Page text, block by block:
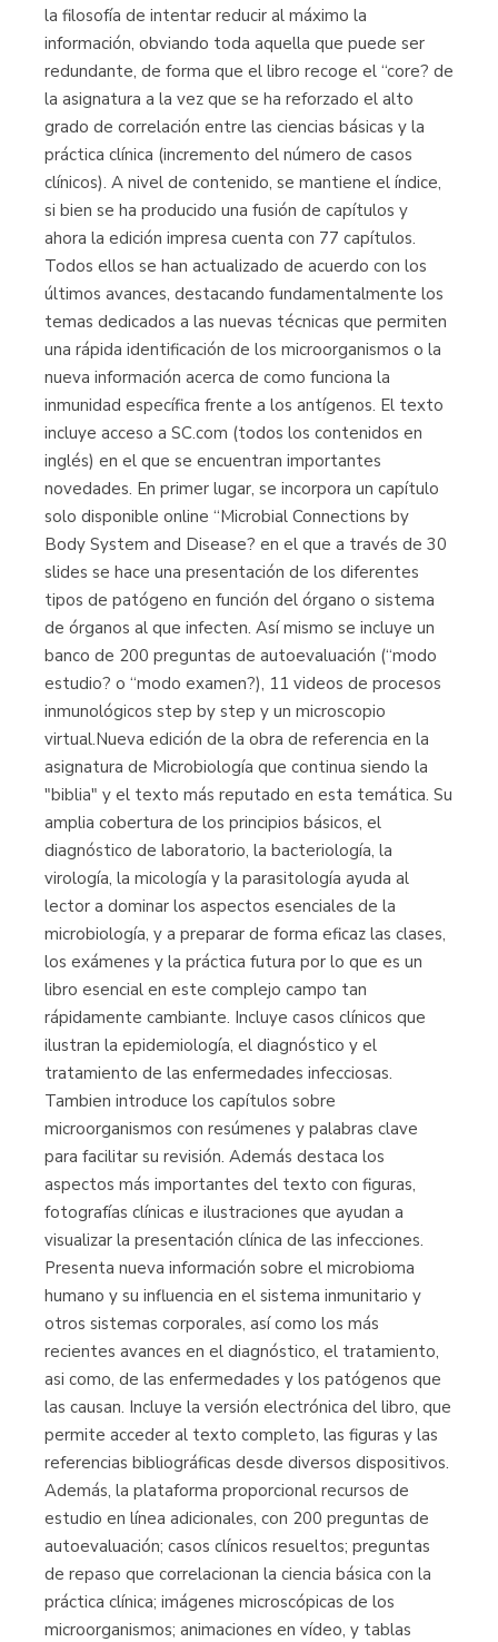
la filosofía de intentar reducir al máximo la
información, obviando toda aquella que puede ser
redundante, de forma que el libro recoge el “core? de
la asignatura a la vez que se ha reforzado el alto
grado de correlación entre las ciencias básicas y la
práctica clínica (incremento del número de casos
clínicos). A nivel de contenido, se mantiene el índice,
si bien se ha producido una fusión de capítulos y
ahora la edición impresa cuenta con 77 capítulos.
Todos ellos se han actualizado de acuerdo con los
últimos avances, destacando fundamentalmente los
temas dedicados a las nuevas técnicas que permiten
una rápida identificación de los microorganismos o la
nueva información acerca de como funciona la
inmunidad específica frente a los antígenos. El texto
incluye acceso a SC.com (todos los contenidos en
inglés) en el que se encuentran importantes
novedades. En primer lugar, se incorpora un capítulo
solo disponible online “Microbial Connections by
Body System and Disease? en el que a través de 30
slides se hace una presentación de los diferentes
tipos de patógeno en función del órgano o sistema
de órganos al que infecten. Así mismo se incluye un
banco de 200 preguntas de autoevaluación (“modo
estudio? o “modo examen?), 11 videos de procesos
inmunológicos step by step y un microscopio
virtual.Nueva edición de la obra de referencia en la
asignatura de Microbiología que continua siendo la
"biblia" y el texto más reputado en esta temática. Su
amplia cobertura de los principios básicos, el
diagnóstico de laboratorio, la bacteriología, la
virología, la micología y la parasitología ayuda al
lector a dominar los aspectos esenciales de la
microbiología, y a preparar de forma eficaz las clases,
los exámenes y la práctica futura por lo que es un
libro esencial en este complejo campo tan
rápidamente cambiante. Incluye casos clínicos que
ilustran la epidemiología, el diagnóstico y el
tratamiento de las enfermedades infecciosas.
Tambien introduce los capítulos sobre
microorganismos con resúmenes y palabras clave
para facilitar su revisión. Además destaca los
aspectos más importantes del texto con figuras,
fotografías clínicas e ilustraciones que ayudan a
visualizar la presentación clínica de las infecciones.
Presenta nueva información sobre el microbioma
humano y su influencia en el sistema inmunitario y
otros sistemas corporales, así como los más
recientes avances en el diagnóstico, el tratamiento,
asi como, de las enfermedades y los patógenos que
las causan. Incluye la versión electrónica del libro, que
permite acceder al texto completo, las figuras y las
referencias bibliográficas desde diversos dispositivos.
Además, la plataforma proporcional recursos de
estudio en línea adicionales, con 200 preguntas de
autoevaluación; casos clínicos resueltos; preguntas
de repaso que correlacionan la ciencia básica con la
práctica clínica; imágenes microscópicas de los
microorganismos; animaciones en vídeo, y tablas